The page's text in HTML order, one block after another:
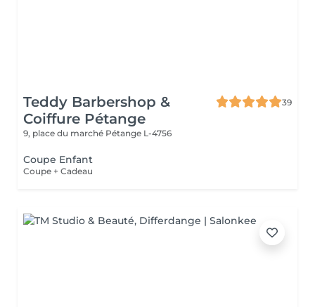
Teddy Barbershop &
Coiffure Pétange
39
9, place du marché Pétange L-4756
Coupe Enfant
Coupe + Cadeau